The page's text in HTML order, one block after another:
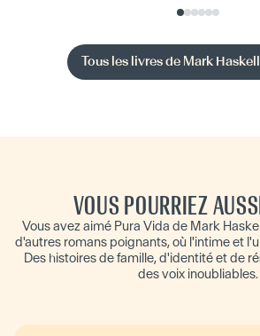
Tous les livres de Mark
VOUS POURRIEZ
Vous avez aimé Pura Vida de Mark
d'autres romans poignants, où l'intime et
Des histoires de famille, d'identité et de
des voix inoubliables.